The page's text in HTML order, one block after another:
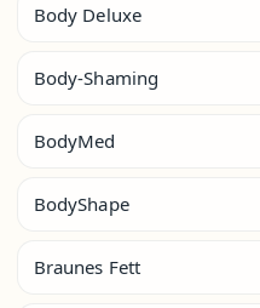
Body Deluxe
Body-Shaming
BodyMed
BodyShape
Braunes Fett